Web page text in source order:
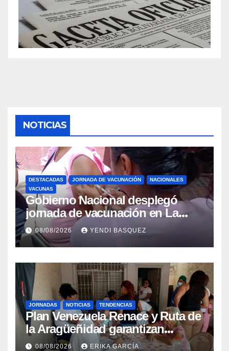
NOTICIAS
DESTACADAS JORNADA DE VACUNACIÓN
NACIONALES
VACUNAS
Gobierno Nacional desplegó
jornada de vacunación en La
Guaira para garantizar protección
epidemiológica
08/08/2026 YENDI BASQUEZ
JORNADAS NOTICIAS TENDENCIAS
Plan Venezuela Renace y Ruta de
la Aragüeñidad garantizan
atención médica integral en
08/08/2026 ERIKA GARCÍA